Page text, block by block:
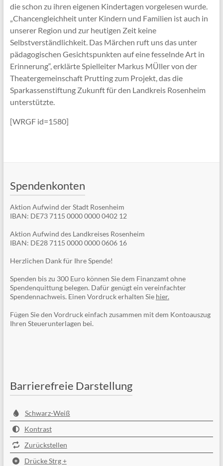
die schon zu ihren eigenen Kindertagen vorgelesen wurde.
„Chancengleichheit unter Kindern und Familien ist auch in
unserer Region und zur heutigen Zeit keine
Selbstverständlichkeit. Das Märchen ruft uns das unter
pädagogischen Gesichtspunkten auf eine fesselnde Art in
Erinnerung“, erklärte Spielleiter Markus MÜller von der
Theatergemeinschaft Prutting zum Projekt, das die
Sparkassenstiftung Zukunft für den Landkreis Rosenheim
unterstützte.
[WRGF id=1580]
Spendenkonten
Aktion Aufwind der Stadt Rosenheim
IBAN: DE73 7115 0000 0000 0402 12
Aktion Aufwind des Landkreises Rosenheim
IBAN: DE28 7115 0000 0000 0606 16
Herzlichen Dank für Ihre Spende!
Spenden bis zu 300 Euro können Sie dem Finanzamt ohne
Spendenquittung belegen. Dafür genügt ein vereinfachter
Spendennachweis. Einen Vordruck erhalten Sie hier.
Fügen Sie den Vordruck einfach zusammen mit dem Kontoauszug
Ihren Steuerunterlagen bei.
Barrierefreie Darstellung
Schwarz-Weiß
Kontrast
Zurückstellen
Drücke Strg +